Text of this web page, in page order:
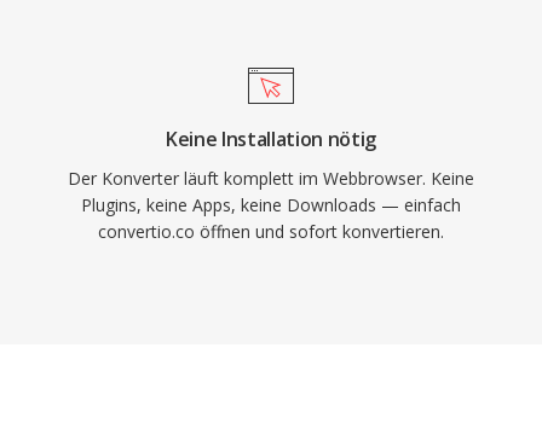
Keine Installation nötig
Der Konverter läuft komplett im Webbrowser. Keine
Plugins, keine Apps, keine Downloads — einfach
convertio.co öffnen und sofort konvertieren.